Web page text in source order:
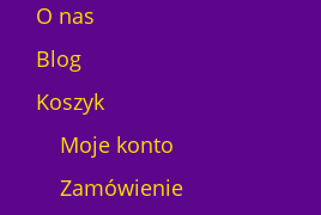
O nas
Blog
Koszyk
Moje konto
Zamówienie